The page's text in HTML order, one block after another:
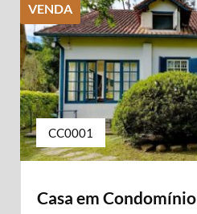
VENDA
CC0001
Casa em Condomínio